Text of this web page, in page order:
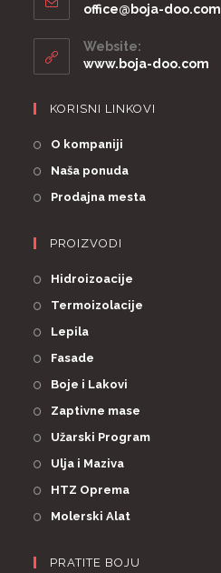
office@boja-doo.com
Website:
www.boja-doo.com
KORISNI LINKOVI
O kompaniji
Naša ponuda
Prodajna mesta
PROIZVODI
Hidroizoacije
Termoizolacije
Lepila
Fasade
Boje i Lakovi
Zaptivne mase
Užarski Program
Ulja i Maziva
HTZ Oprema
Molerski Alat
PRATITE BOJU